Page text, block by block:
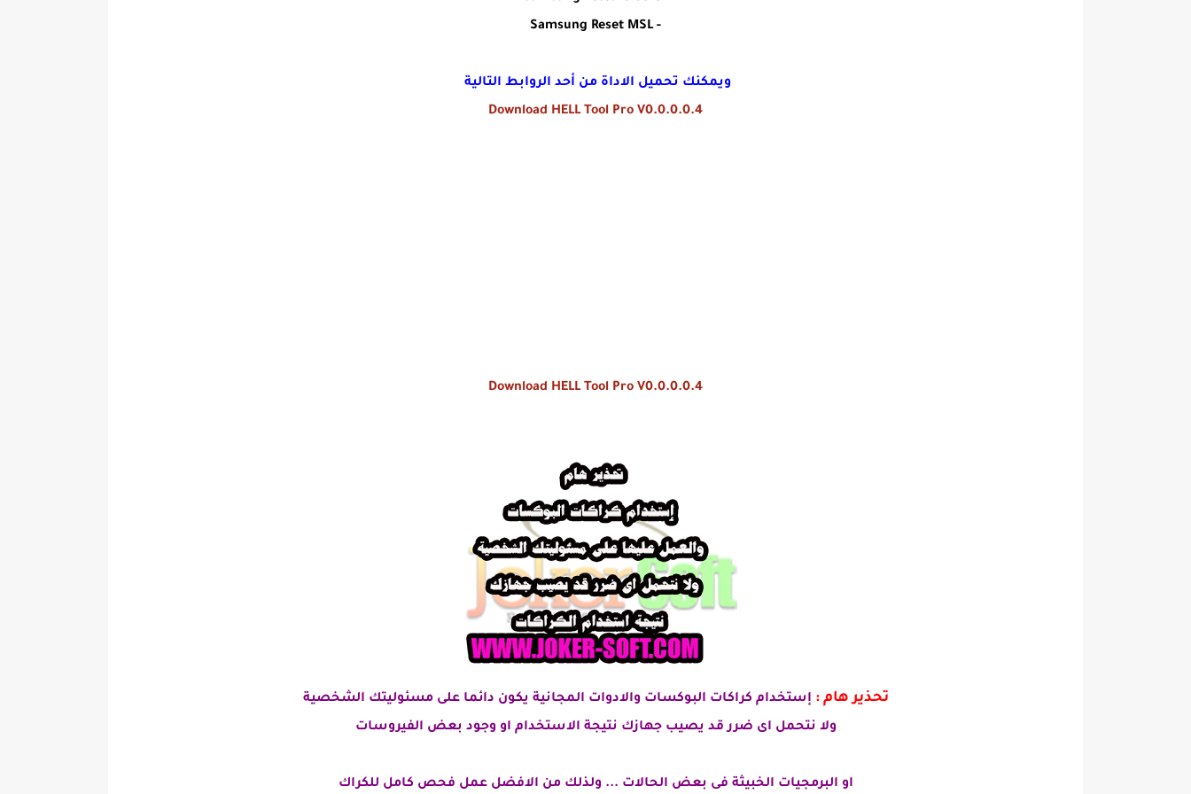
- Samsung Reset MSL
ويمكنك تحميل الاداة من أحد الروابط التالية
Download HELL Tool Pro V0.0.0.0.4
Download HELL Tool Pro V0.0.0.0.4
تحذير هام : إستخدام كراكات البوكسات والادوات المجانية يكون دائما على مسئوليتك الشخصية
ولا نتحمل اى ضرر قد يصيب جهازك نتيجة الاستخدام او وجود بعض الفيروسات
او البرمجيات الخبيثة فى بعض الحالات ... ولذلك من الافضل عمل فحص كامل للكراك